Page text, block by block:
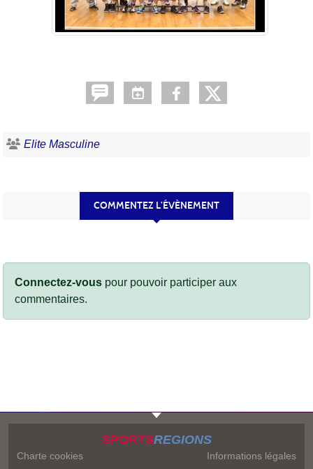
Elite Masculine
COMMENTEZ L’ÉVÈNEMENT
Connectez-vous pour pouvoir participer aux
commentaires.
SPORTSREGIONS
Charte cookies Informations légales